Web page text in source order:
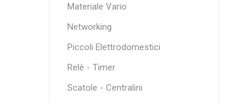
Materiale Vario
Networking
Piccoli Elettrodomestici
Relè - Timer
Scatole - Centralini